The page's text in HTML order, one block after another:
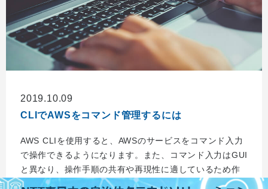
2019.10.09
CLIでAWSをコマンド管理するには
AWS CLIを使用すると、AWSのサービスをコマンド入力
で操作できるようになります。また、コマンド入力はGUI
と異なり、操作手順の共有や再現性に適しているため作
業の分担や引き継ぎを行う際にも便利です。